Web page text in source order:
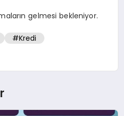
gelmesi bekleniyor.
#Kredi